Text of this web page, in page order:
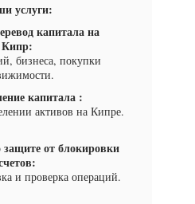
услуги:
капитала на
Кипр:
бизнеса, покупки
капитала :
активов на Кипре.
защите от блокировки
и проверка операций.